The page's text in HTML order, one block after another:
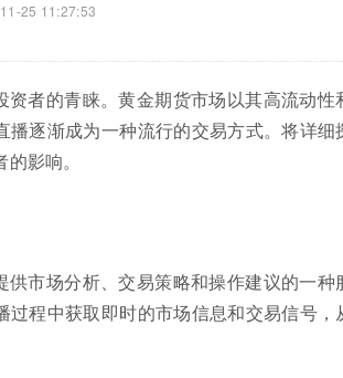
25 11:27:53
者的青睐。黄金期货市场以其高流动性
逐渐成为一种流行的交易方式。将详细
影响。
市场分析、交易策略和操作建议的一种
程中获取即时的市场信息和交易信号，